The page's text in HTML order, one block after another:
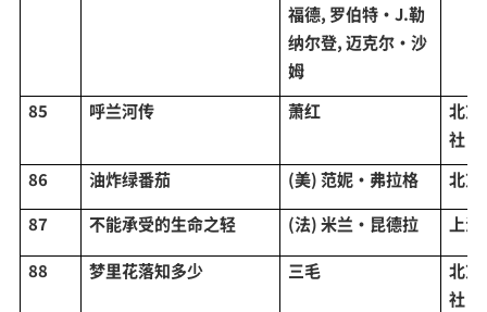
福德, 罗伯特·J.勒
纳尔登, 迈克尔·沙
姆
85 呼兰河传 萧红
北京
社
86
油炸绿番茄 (美) 范妮·弗拉格
北京
87
不能承受的生命之轻 (法) 米兰·昆德拉 上
88 梦里花落知多少 三毛
北京
社